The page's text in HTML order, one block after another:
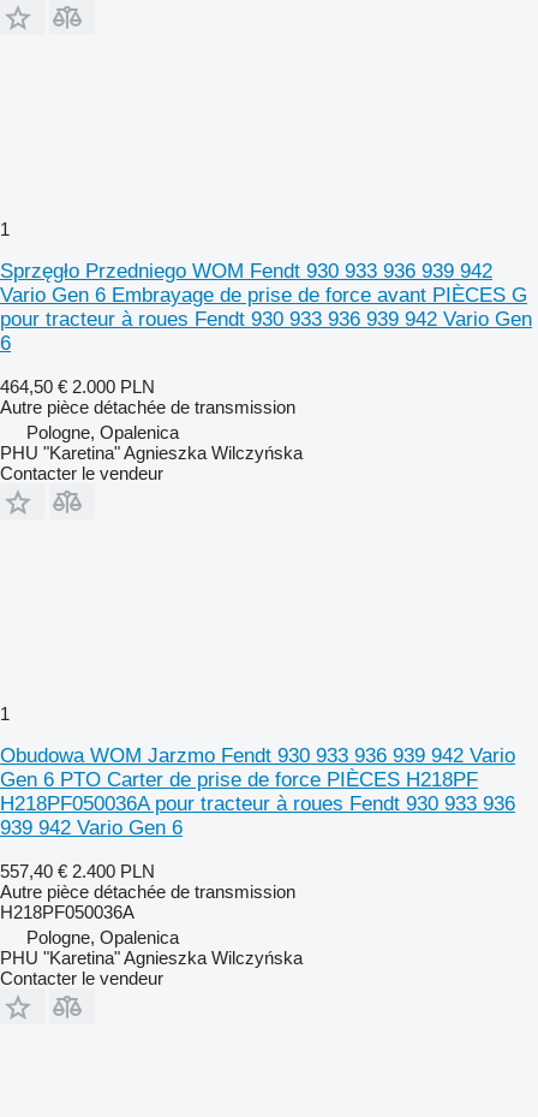
1
Sprzęgło Przedniego WOM Fendt 930 933 936 939 942
Vario Gen 6 Embrayage de prise de force avant PIÈCES G
pour tracteur à roues Fendt 930 933 936 939 942 Vario Gen
6
464,50 € 2.000 PLN
Autre pièce détachée de transmission
Pologne, Opalenica
PHU "Karetina" Agnieszka Wilczyńska
Contacter le vendeur
1
Obudowa WOM Jarzmo Fendt 930 933 936 939 942 Vario
Gen 6 PTO Carter de prise de force PIÈCES H218PF
H218PF050036A pour tracteur à roues Fendt 930 933 936
939 942 Vario Gen 6
557,40 € 2.400 PLN
Autre pièce détachée de transmission
H218PF050036A
Pologne, Opalenica
PHU "Karetina" Agnieszka Wilczyńska
Contacter le vendeur